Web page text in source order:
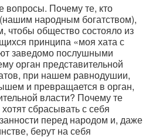
вопросы. Почему те, кто
народным богатством),
чтобы общество состояло из
принципа «моя хата с
заведомо послушными
орган представительной
при нашем равнодушии,
и превращается в орган,
власти? Почему те
сбрасывать с себя
перед народом и, даже
берут на себя